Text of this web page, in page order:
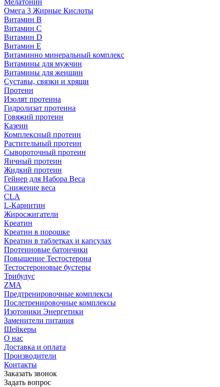
Мелатонин
Омега 3 Жирные Кислоты
Витамин B
Витамин C
Витамин D
Витамин E
Витаминно минеральный комплекс
Витамины для мужчин
Витамины для женщин
Суставы, связки и хрящи
Протеин
Изолят протеина
Гидролизат протеина
Говяжий протеин
Казеин
Комплексный протеин
Растительный протеин
Сывороточный протеин
Яичный протеин
Жидкий протеин
Гейнер для Набора Веса
Снижение веса
CLA
L-Карнитин
Жиросжигатели
Креатин
Креатин в порошке
Креатин в таблетках и капсулах
Протеиновые батончики
Повышение Тестостерона
Тестостероновые бустеры
Трибулус
ZMA
Предтренировочные комплексы
Послетренировочные комплексы
Изотоники Энергетики
Заменители питания
Шейкеры
О нас
Доставка и оплата
Производители
Контакты
Заказать звонок
Задать вопрос